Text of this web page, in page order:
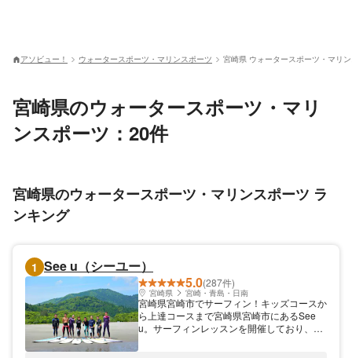
アソビュー！ ウォータースポーツ・マリンスポーツ 宮崎県 ウォータースポーツ・マリ
宮崎県のウォータースポーツ・マリ
ンスポーツ：20件
宮崎県のウォータースポーツ・マリンスポーツ ラ
ンキング
1 See u（シーユー）
5.0(287件)
宮崎県 宮崎・青島・日南
宮崎県宮崎市でサーフィン！キッズコースか
ら上達コースまで宮崎県宮崎市にあるSee
u。サーフィンレッスンを開催しており、初